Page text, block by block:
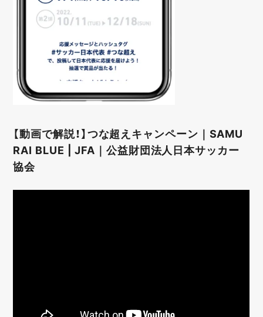
【動画で解説！】つな超えキャンペーン｜SAMU
RAI BLUE | JFA｜公益財団法人日本サッカー
協会